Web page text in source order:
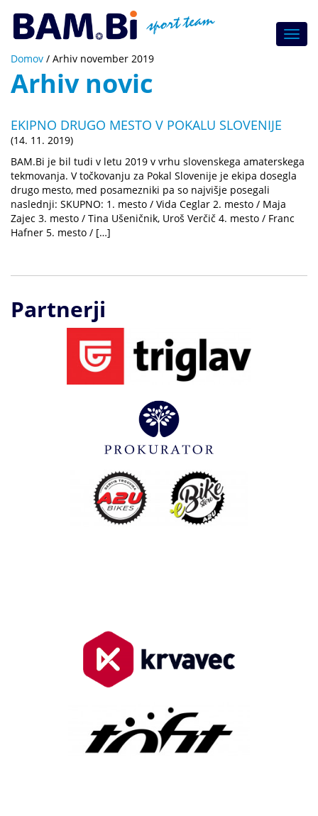
Domov / Arhiv november 2019
Arhiv novic
EKIPNO DRUGO MESTO V POKALU SLOVENIJE
(14. 11. 2019)
BAM.Bi je bil tudi v letu 2019 v vrhu slovenskega amaterskega
tekmovanja. V točkovanju za Pokal Slovenije je ekipa dosegla
drugo mesto, med posamezniki pa so najvišje posegali
naslednji: SKUPNO: 1. mesto / Vida Ceglar 2. mesto / Maja
Zajec 3. mesto / Tina Ušeničnik, Uroš Verčič 4. mesto / Franc
Hafner 5. mesto / […]
Partnerji